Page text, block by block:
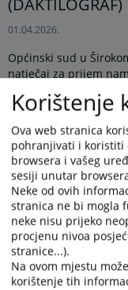
(DAKTILOGRAF)
01.04.2026.
Općinski sud u
natječaj za prijem
vrijeme - 1 izvršitelj.
Natječaj je objavljen
Uvjete natječaja
klikom na link
Javni natječaj za prijem
tehničke poslove (daktilograf)
Prikazana vijest je
Prateći
Korištenje
Ova web stranica
pohranjivati i koristiti
browsera i vašeg
sesiji unutar
Neke od ovih
stranica ne bi mogla
neke nisu prijeko
procjenu nivoa
stranice...).
Na ovom mjestu
korištenje tih